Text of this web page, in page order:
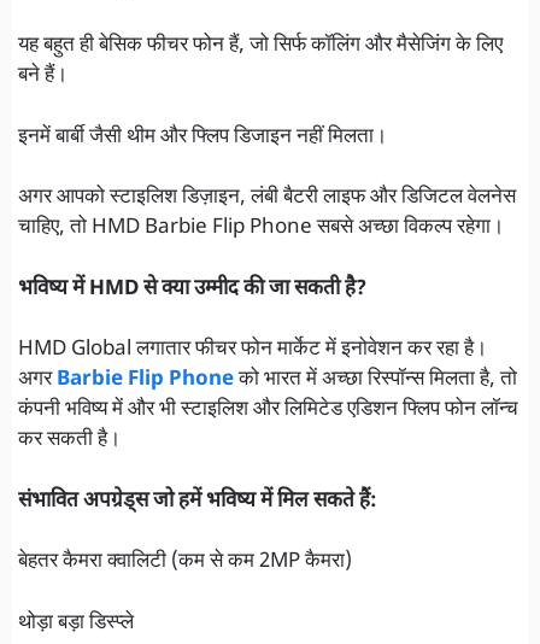
यह बहुत ही बेसिक फीचर फोन हैं, जो सिर्फ कॉलिंग और मैसेजिंग के लिए
बने हैं।
इनमें बार्बी जैसी थीम और फ्लिप डिजाइन नहीं मिलता।
अगर आपको स्टाइलिश डिज़ाइन, लंबी बैटरी लाइफ और डिजिटल वेलनेस
चाहिए, तो HMD Barbie Flip Phone सबसे अच्छा विकल्प रहेगा।
भविष्य में HMD से क्या उम्मीद की जा सकती है?
HMD Global लगातार फीचर फोन मार्केट में इनोवेशन कर रहा है।
अगरBarbie Flip Phoneको भारत में अच्छा रिस्पॉन्स मिलता है, तो
कंपनी भविष्य में और भी स्टाइलिश और लिमिटेड एडिशन फ्लिप फोन लॉन्च
कर सकती है।
संभावित अपग्रेड्स जो हमें भविष्य में मिल सकते हैं:
बेहतर कैमरा क्वालिटी (कम से कम 2MP कैमरा)
थोड़ा बड़ा डिस्प्ले